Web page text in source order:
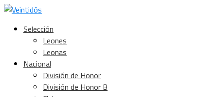
Selección
Leones
Leonas
Nacional
División de Honor
División de Honor B